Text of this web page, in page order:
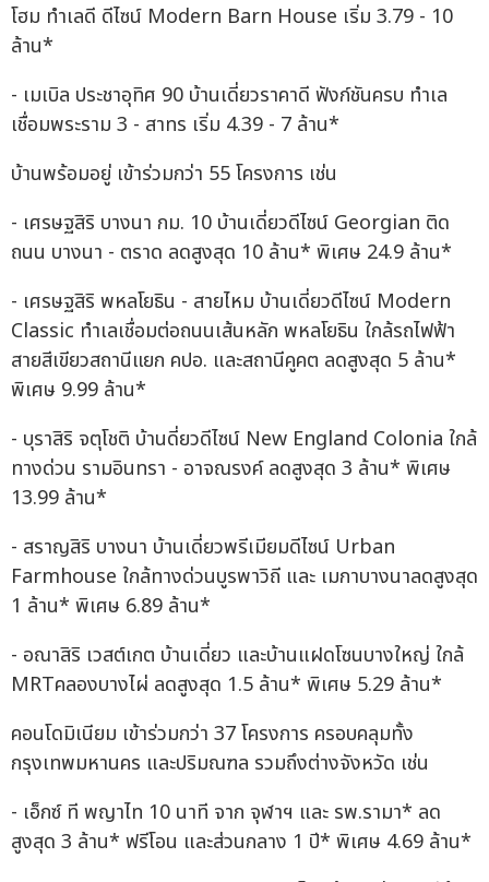
โฮม ทำเลดี ดีไซน์ Modern Barn House เริ่ม 3.79 - 10
ล้าน*
- เมเบิล ประชาอุทิศ 90 บ้านเดี่ยวราคาดี ฟังก์ชันครบ ทำเล
เชื่อมพระราม 3 - สาทร เริ่ม 4.39 - 7 ล้าน*
บ้านพร้อมอยู่ เข้าร่วมกว่า 55 โครงการ เช่น
- เศรษฐสิริ บางนา กม. 10 บ้านเดี่ยวดีไซน์ Georgian ติด
ถนน บางนา - ตราด ลดสูงสุด 10 ล้าน* พิเศษ 24.9 ล้าน*
- เศรษฐสิริ พหลโยธิน - สายไหม บ้านเดี่ยวดีไซน์ Modern
Classic ทำเลเชื่อมต่อถนนเส้นหลัก พหลโยธิน ใกล้รถไฟฟ้า
สายสีเขียวสถานีแยก คปอ. และสถานีคูคต ลดสูงสุด 5 ล้าน*
พิเศษ 9.99 ล้าน*
- บุราสิริ จตุโชติ บ้านดี่ยวดีไซน์ New England Colonia ใกล้
ทางด่วน รามอินทรา - อาจณรงค์ ลดสูงสุด 3 ล้าน* พิเศษ
13.99 ล้าน*
- สราญสิริ บางนา บ้านเดี่ยวพรีเมียมดีไซน์ Urban
Farmhouse ใกล้ทางด่วนบูรพาวิถี และ เมกาบางนาลดสูงสุด
1 ล้าน* พิเศษ 6.89 ล้าน*
- อณาสิริ เวสต์เกต บ้านเดี่ยว และบ้านแฝดโซนบางใหญ่ ใกล้
MRTคลองบางไผ่ ลดสูงสุด 1.5 ล้าน* พิเศษ 5.29 ล้าน*
คอนโดมิเนียม เข้าร่วมกว่า 37 โครงการ ครอบคลุมทั้ง
กรุงเทพมหานคร และปริมณฑล รวมถึงต่างจังหวัด เช่น
- เอ็กซ์ ที พญาไท 10 นาที จาก จุฬาฯ และ รพ.รามา* ลด
สูงสุด 3 ล้าน* ฟรีโอน และส่วนกลาง 1 ปี* พิเศษ 4.69 ล้าน*